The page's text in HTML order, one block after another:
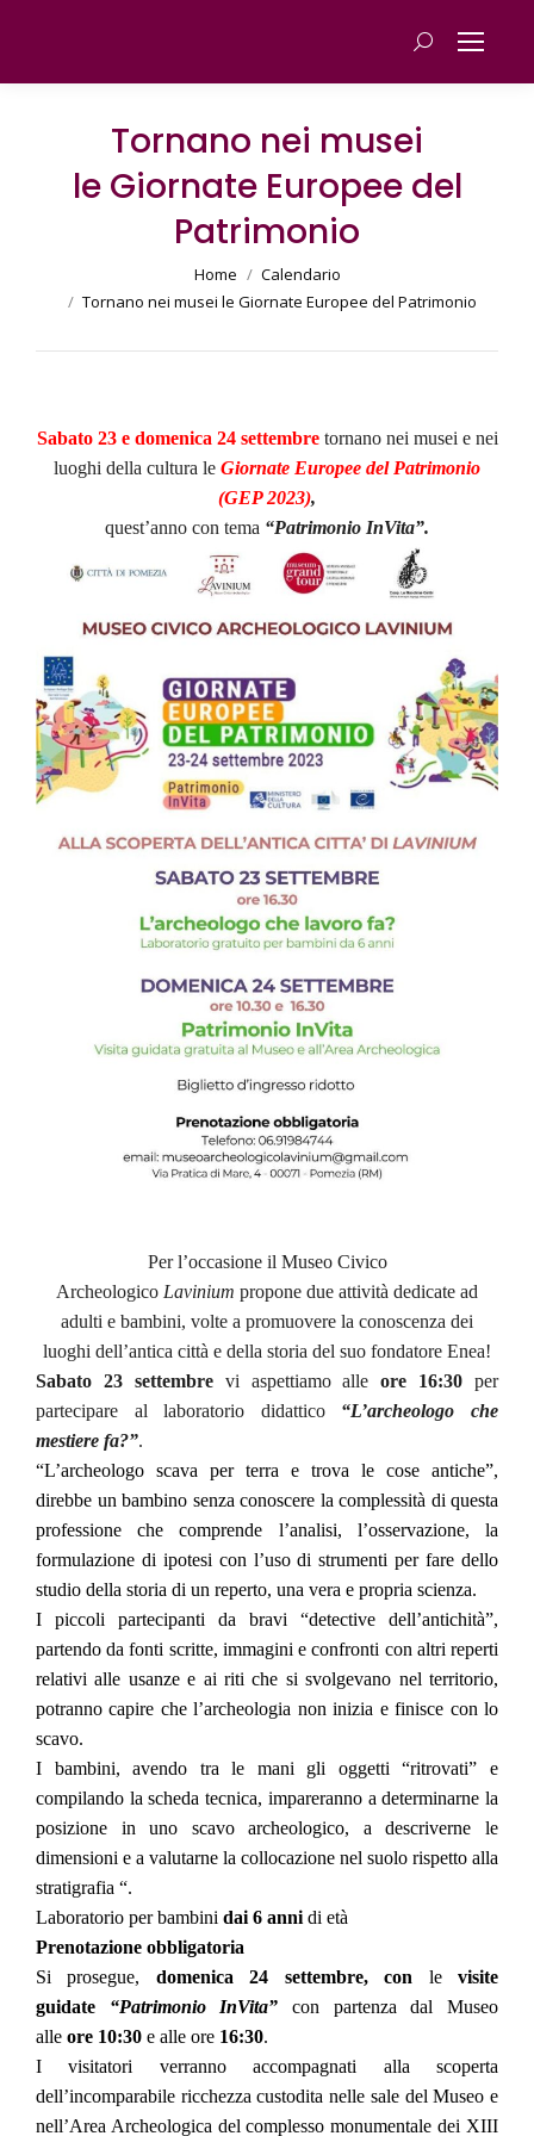
Cerca
Tornano nei musei
le Giornate Europee del
Patrimonio
Home
Calendario
Tornano nei musei le Giornate Europee del Patrimonio
Sabato 23 e domenica 24 settembretornano nei musei e nei
luoghi della cultura le Giornate Europee del Patrimonio
(GEP 2023),
quest’anno con tema “Patrimonio InVita”.
Per l’occasione il Museo Civico
Archeologico Lavinium propone due attività dedicate ad
adulti e bambini, volte a promuovere la conoscenza dei
luoghi dell’antica città e della storia del suo fondatore Enea!
Sabato 23 settembrevi aspettiamo alleore 16:30 per
partecipare al laboratorio didattico “L’archeologo che
mestiere fa?”.
“L’archeologo scava per terra e trova le cose antiche”,
direbbe un bambino senza conoscere la complessità di questa
professione che comprende l’analisi, l’osservazione, la
formulazione di ipotesi con l’uso di strumenti per fare dello
studio della storia di un reperto, una vera e propria scienza.
I piccoli partecipanti da bravi “detective dell’antichità”,
partendo da fonti scritte, immagini e confronti con altri reperti
relativi alle usanze e ai riti che si svolgevano nel territorio,
potranno capire che l’archeologia non inizia e finisce con lo
scavo.
I bambini, avendo tra le mani gli oggetti “ritrovati” e
compilando la scheda tecnica, impareranno a determinarne la
posizione in uno scavo archeologico, a descriverne le
dimensioni e a valutarne la collocazione nel suolo rispetto alla
stratigrafia “.
Laboratorio per bambini dai 6 anni di età
Prenotazione obbligatoria
Si prosegue, domenica 24 settembre, con levisite
guidate “Patrimonio InVita” con partenza dal Museo
alle ore 10:30 e alle ore 16:30.
I visitatori verranno accompagnati alla scoperta
dell’incomparabile ricchezza custodita nelle sale del Museo e
nell’Area Archeologica del complesso monumentale dei XIII